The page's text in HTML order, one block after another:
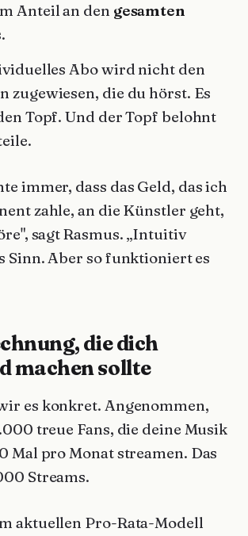
Anteil an den gesamten
Abo wird nicht den
zugewiesen, die du hörst. Es
Topf. Und der Topf belohnt
immer, dass das Geld, das ich
zahle, an die Künstler geht,
sagt Rasmus. „Intuitiv
Sinn. Aber so funktioniert es
die dich
machen sollte
es konkret. Angenommen,
treue Fans, die deine Musik
Mal pro Monat streamen. Das
Streams.
aktuellen Pro-Rata-Modell